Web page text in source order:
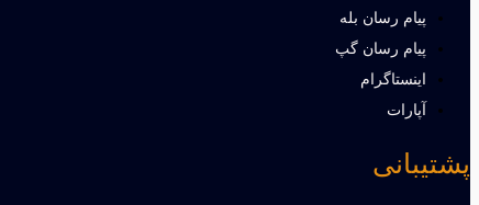
پیام رسان بله
پیام رسان گپ
اینستاگرام
آپارات
پشتیبانی